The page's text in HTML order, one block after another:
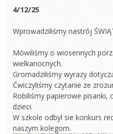
4/12/25
Wprowadziliśmy nastrój
Mówiliśmy o wiosennych
wielkanocnych.
Gromadziliśmy wyrazy
Ćwiczyliśmy czytanie ze
Robiliśmy papierowe pisanki,
dzieci.
W szkole odbyl sie konkurs
naszym kolegom.